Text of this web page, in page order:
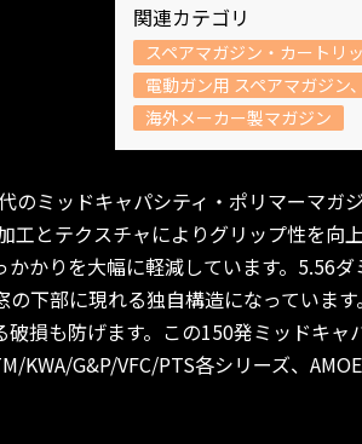
関連カテゴリ
スペアマガジン・カートリ
電動ガン用 スペアマガジン
海外メーカー製マガジン
のミッドキャパシティ・ポリマーマガ
とテクスチャによりグリップ性を向
かりを大幅に軽減しています。5.56
下部に現れる独自構造になっていま
損も防げます。この150発ミッドキャ
KWA/G&P/VFC/PTS各シリーズ、